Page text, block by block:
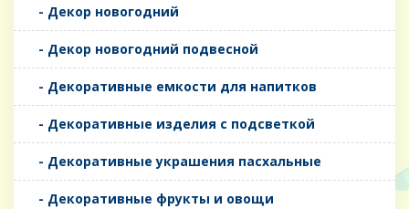
- Декор новогодний
- Декор новогодний подвесной
- Декоративные емкости для напитков
- Декоративные изделия с подсветкой
- Декоративные украшения пасхальные
- Декоративные фрукты и овощи